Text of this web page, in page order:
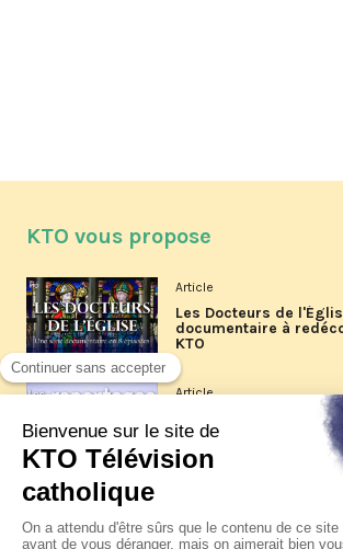
KTO vous propose
Article
Les Docteurs de
documentaire à
KTO
Article
Les reportages d'été
La visite pastorale du
XIV à Assise à suivre